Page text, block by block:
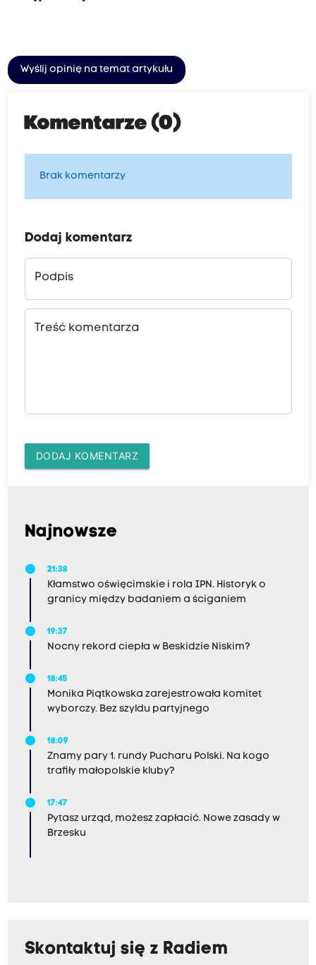
Wyślij opinię na temat artykułu
Komentarze (0)
Brak komentarzy
Dodaj komentarz
Podpis
Treść komentarza
DODAJ KOMENTARZ
Najnowsze
21:38
Kłamstwo oświęcimskie i rola IPN. Historyk o
granicy między badaniem a ściganiem
19:37
Nocny rekord ciepła w Beskidzie Niskim?
18:45
Monika Piątkowska zarejestrowała komitet
wyborczy. Bez szyldu partyjnego
18:09
Znamy pary 1. rundy Pucharu Polski. Na kogo
trafiły małopolskie kluby?
17:47
Pytasz urząd, możesz zapłacić. Nowe zasady w
Brzesku
Skontaktuj się z Radiem